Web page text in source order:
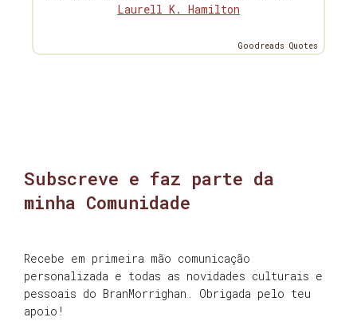
Laurell K. Hamilton
Goodreads Quotes
Subscreve e faz parte da
minha Comunidade
Recebe em primeira mão comunicação
personalizada e todas as novidades culturais e
pessoais do BranMorrighan. Obrigada pelo teu
apoio!